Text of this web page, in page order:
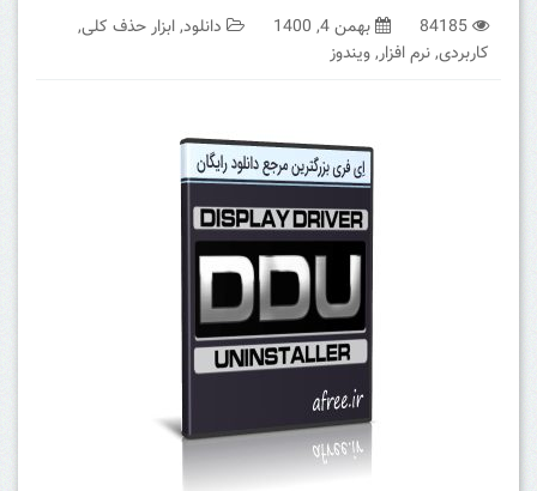
84185 بهمن 4, 1400 دانلود,ابزار حذف کلی,
کاربردی,نرم افزار,ویندوز